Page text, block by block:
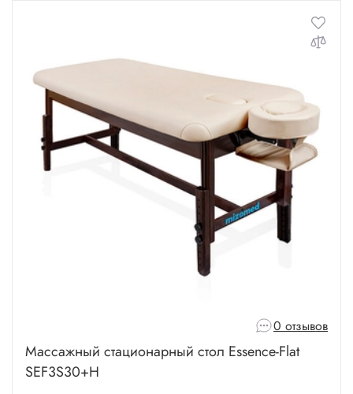
0 отзывов
Массажный стационарный стол Essence-Flat
SEF3S30+H